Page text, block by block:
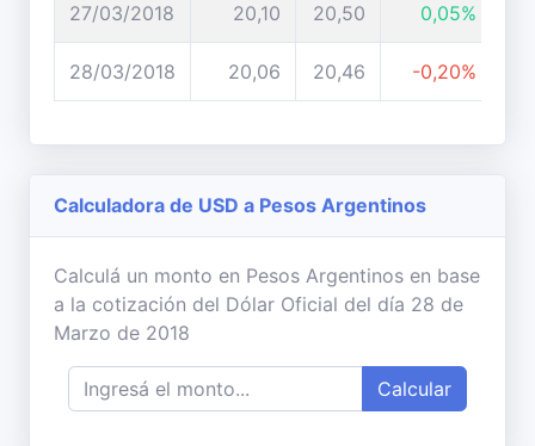
27/03/2018 20,10 20,50 0,05%
28/03/2018 20,06 20,46 -0,20%
Calculadora de USD a Pesos Argentinos
Calculá un monto en Pesos Argentinos en base
a la cotización del Dólar Oficial del día 28 de
Marzo de 2018
Calcular